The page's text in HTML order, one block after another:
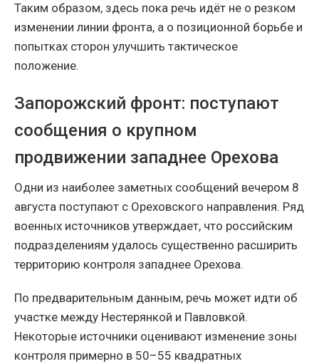
Таким образом, здесь пока речь идёт не о резком
изменении линии фронта, а о позиционной борьбе и
попытках сторон улучшить тактическое
положение.
Запорожский фронт: поступают
сообщения о крупном
продвижении западнее Орехова
Одни из наиболее заметных сообщений вечером 8
августа поступают с Ореховского направления. Ряд
военных источников утверждает, что российским
подразделениям удалось существенно расширить
территорию контроля западнее Орехова.
По предварительным данным, речь может идти об
участке между Нестерянкой и Павловкой.
Некоторые источники оценивают изменение зоны
контроля примерно в 50–55 квадратных